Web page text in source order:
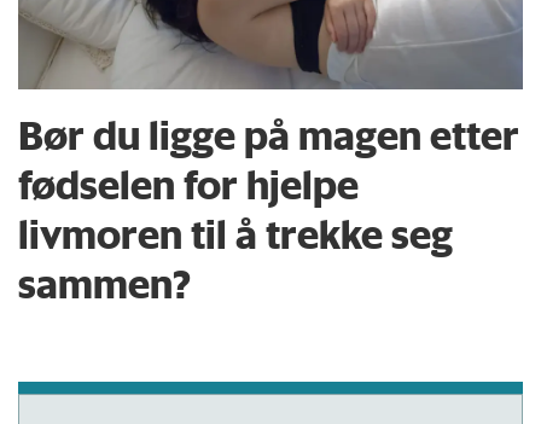
fødende (GBS)
Bør du ligge på magen etter
fødselen for hjelpe
livmoren til å trekke seg
sammen?